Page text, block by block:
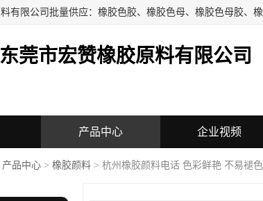
东莞市宏赞橡胶原料有限公司
产品中心 企业视频
产品中心 > 橡胶颜料 > 杭州橡胶颜料电话 色彩鲜艳 不易褪